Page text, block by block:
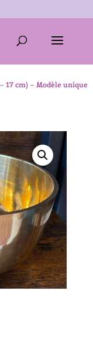
17 cm) – Modèle unique